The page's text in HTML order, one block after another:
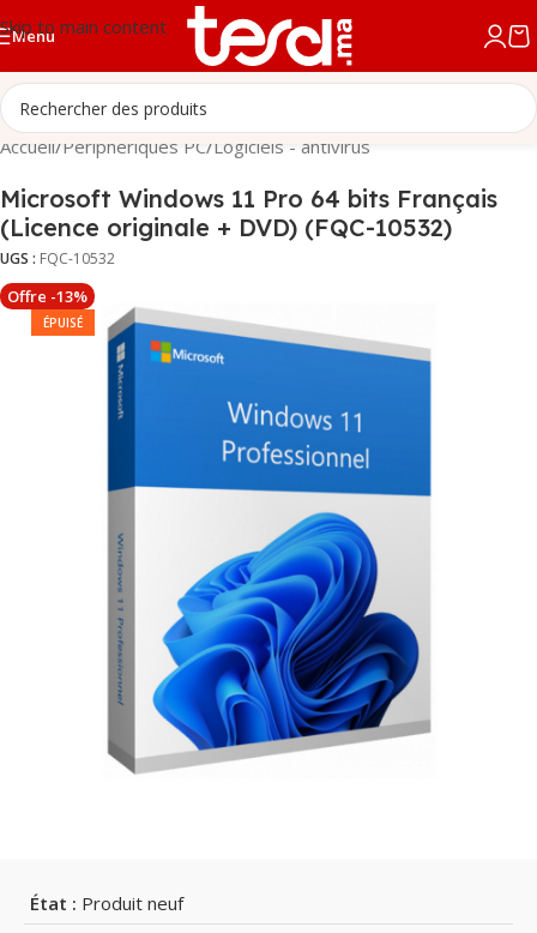
Skip to main content
Menu
Accueil/Périphériques PC/Logiciels - antivirus
Microsoft Windows 11 Pro 64 bits Français
(Licence originale + DVD) (FQC-10532)
UGS : FQC-10532
Offre -13%
ÉPUISÉ
État : Produit neuf